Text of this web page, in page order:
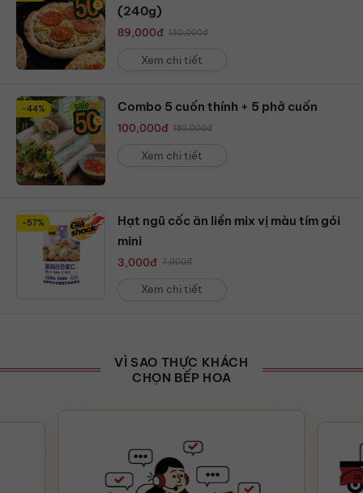
(240g)
89,000đ 130,000đ
Xem chi tiết
-44% Combo 5 cuốn thính + 5 phở cuốn
100,000đ 180,000đ
Xem chi tiết
-57%
Hạt ngũ cốc ăn liền mix vị màu tím gói
mini
3,000đ 7,000đ
Xem chi tiết
VÌ SAO THỰC KHÁCH
CHỌN BẾP HOA